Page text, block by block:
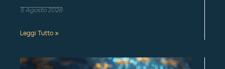
5 Agosto 2026
Leggi Tutto »